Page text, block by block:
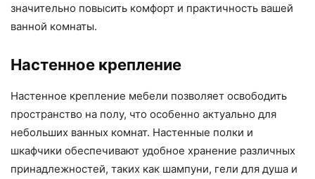
значительно повысить комфорт и практичность вашей
ванной комнаты.
Настенное крепление
Настенное крепление мебели позволяет освободить
пространство на полу, что особенно актуально для
небольших ванных комнат. Настенные полки и
шкафчики обеспечивают удобное хранение различных
принадлежностей, таких как шампуни, гели для душа и